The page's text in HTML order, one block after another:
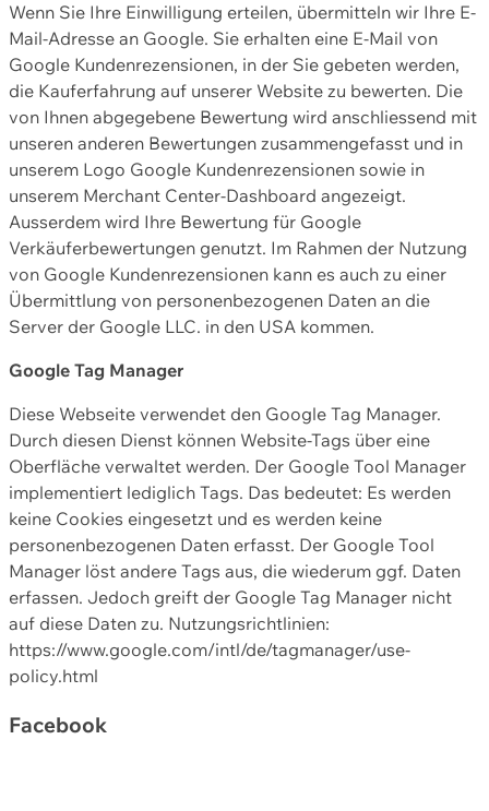
Wenn Sie Ihre Einwilligung erteilen, übermitteln wir Ihre E-
Mail-Adresse an Google. Sie erhalten eine E-Mail von
Google Kundenrezensionen, in der Sie gebeten werden,
die Kauferfahrung auf unserer Website zu bewerten. Die
von Ihnen abgegebene Bewertung wird anschliessend mit
unseren anderen Bewertungen zusammengefasst und in
unserem Logo Google Kundenrezensionen sowie in
unserem Merchant Center-Dashboard angezeigt.
Ausserdem wird Ihre Bewertung für Google
Verkäuferbewertungen genutzt. Im Rahmen der Nutzung
von Google Kundenrezensionen kann es auch zu einer
Übermittlung von personenbezogenen Daten an die
Server der Google LLC. in den USA kommen.
Google Tag Manager
Diese Webseite verwendet den Google Tag Manager.
Durch diesen Dienst können Website-Tags über eine
Oberfläche verwaltet werden. Der Google Tool Manager
implementiert lediglich Tags. Das bedeutet: Es werden
keine Cookies eingesetzt und es werden keine
personenbezogenen Daten erfasst. Der Google Tool
Manager löst andere Tags aus, die wiederum ggf. Daten
erfassen. Jedoch greift der Google Tag Manager nicht
auf diese Daten zu. Nutzungsrichtlinien:
https://www.google.com/intl/de/tagmanager/use-
policy.html
Facebook